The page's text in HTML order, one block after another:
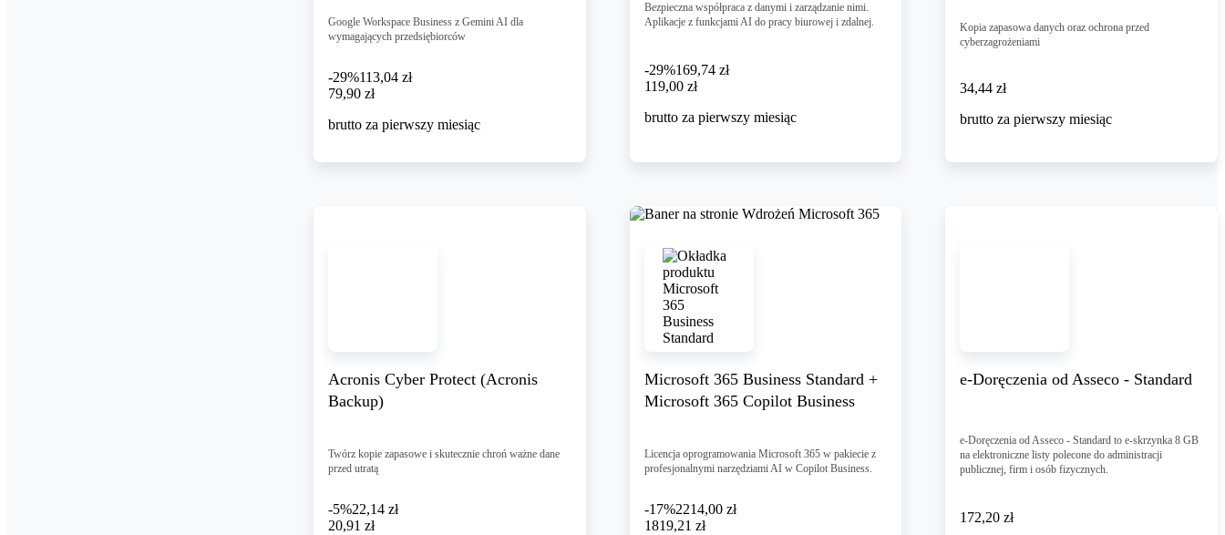
Google Workspace Business z Gemini AI dla
wymagających przedsiębiorców
-29%113,04 zł
79,90 zł
79,90 zł
brutto za pierwszy miesiąc
Bezpieczna współpraca z danymi i zarządzanie nimi.
Aplikacje z funkcjami AI do pracy biurowej i zdalnej.
-29%169,74 zł
119,00 zł
119,00 zł
brutto za pierwszy miesiąc
Kopia zapasowa danych oraz ochrona przed
cyberzagrożeniami
34,44 zł
34,44 zł
brutto za pierwszy miesiąc
Acronis Cyber Protect (Acronis
Backup)
Twórz kopie zapasowe i skutecznie chroń ważne dane
przed utratą
-5%22,14 zł
20,91 zł
20,91 zł
Microsoft 365 Business Standard +
Microsoft 365 Copilot Business
Licencja oprogramowania Microsoft 365 w pakiecie z
profesjonalnymi narzędziami AI w Copilot Business.
-17%2214,00 zł
1819,21 zł
1819,21 zł
e-Doręczenia od Asseco - Standard
e-Doręczenia od Asseco - Standard to e-skrzynka 8 GB
na elektroniczne listy polecone do administracji
publicznej, firm i osób fizycznych.
172,20 zł
172,20 zł